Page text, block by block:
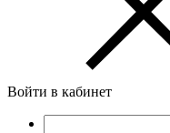
Войти в кабинет